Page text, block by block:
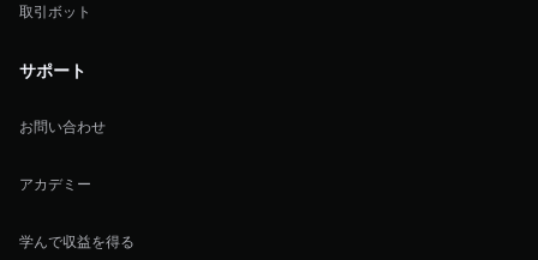
取引ボット
サポート
お問い合わせ
アカデミー
学んで収益を得る